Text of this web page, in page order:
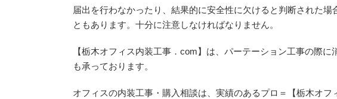
届出を行わなかったり、結果的に安全性に欠けると判断された
ともあります。十分に注意しなければなりません。
【栃木オフィス内装工事．com】は、パーテーション工事の際
も承っております。
オフィスの内装工事・購入相談は、実績のあるプロ＝【栃木オ